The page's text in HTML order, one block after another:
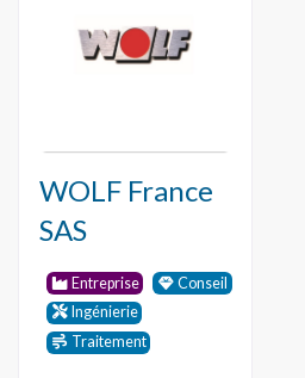
WOLF France
SAS
Entreprise
Conseil
Ingénierie
Traitement